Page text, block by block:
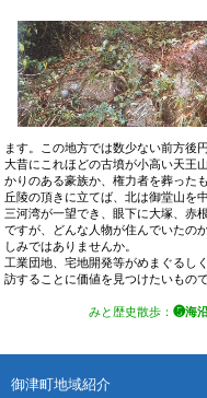
ます。この地方では数少ない前方後
大昔にこれほどの古墳が小高い天王
かりのある豪族か、権力者を葬った
丘陵の頂きに立てば、北は御堂山を
三河湾が一望でき、眼下に大塚、赤
ですが、どんな人物が住んでいたの
しみではありませんか。
工業団地、宅地開発等がめまぐるし
訪することに価値を見つけたいもので
みと歴史散歩 ：❺海
御津町地域紹介